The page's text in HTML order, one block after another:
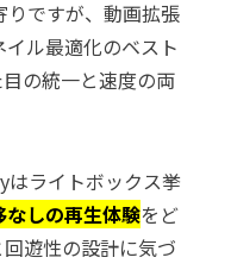
ですが、動画拡張
イル最適化のベスト
の統一と速度の両
ライトボックス挙
なしの再生体験をど
遊性の設計に気づ